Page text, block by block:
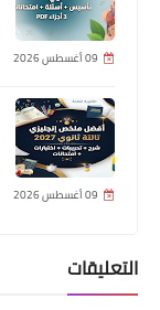
09 أغسطس 2026
09 أغسطس 2026
التعليقات